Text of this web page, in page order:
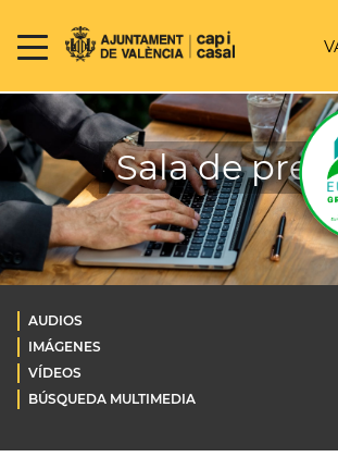
Sala de
AUDIOS
IMÁGENES
VÍDEOS
BÚSQUEDA MULTIMEDIA